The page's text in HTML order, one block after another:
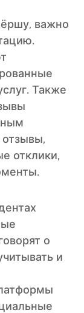
важно
Также
отклики,
о
и